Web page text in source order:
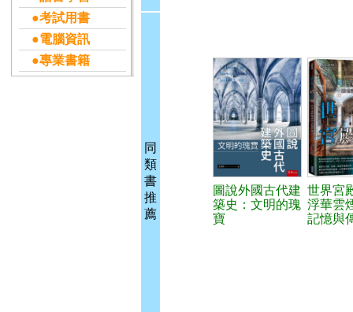
●考試用書
●電腦資訊
●專業書籍
同
類
書
推
薦
圖說外國古代建
築史：文明的瑰
寶
世界宮
浮華雲
記憶與